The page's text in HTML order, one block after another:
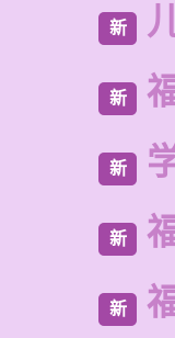
新
新
新
新
新